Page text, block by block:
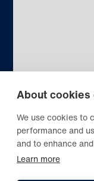
Category 5 min
Blog title
Lorem ipsum
elit. Suspendisse
About cookies
We use cookies to
performance and
and to enhance
Learn more